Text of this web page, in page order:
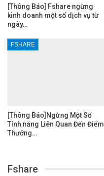
[Thông Báo] Fshare ngừng
kinh doanh một số dịch vụ từ
ngày…
FSHARE
[Thông Báo]Ngừng Một Số
Tính năng Liên Quan Đến Điểm
Thưởng…
Fshare